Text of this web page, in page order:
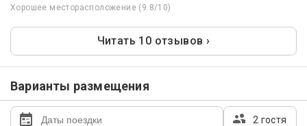
Хорошее месторасположение (9.8/10)
Читать 10 отзывов ›
Варианты размещения
2 гостя